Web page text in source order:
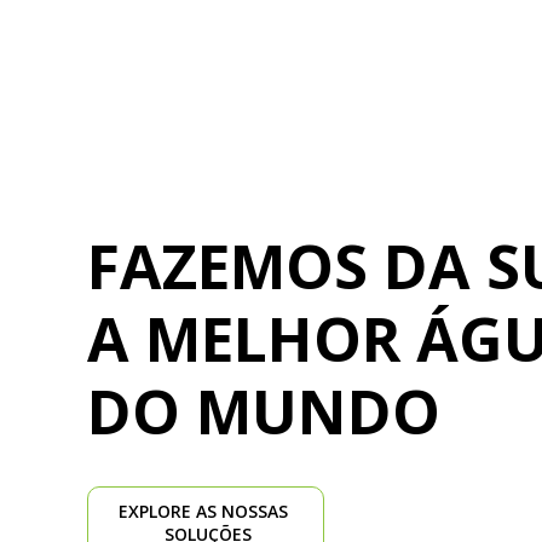
FAZEMOS DA
A MELHOR
DO MUNDO
EXPLORE AS NOSSAS
SOLUÇÕES